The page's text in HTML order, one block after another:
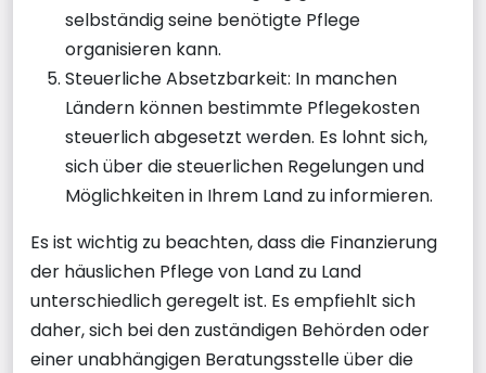
selbständig seine benötigte Pflege
organisieren kann.
Steuerliche Absetzbarkeit: In manchen
Ländern können bestimmte Pflegekosten
steuerlich abgesetzt werden. Es lohnt sich,
sich über die steuerlichen Regelungen und
Möglichkeiten in Ihrem Land zu informieren.
Es ist wichtig zu beachten, dass die Finanzierung
der häuslichen Pflege von Land zu Land
unterschiedlich geregelt ist. Es empfiehlt sich
daher, sich bei den zuständigen Behörden oder
einer unabhängigen Beratungsstelle über die